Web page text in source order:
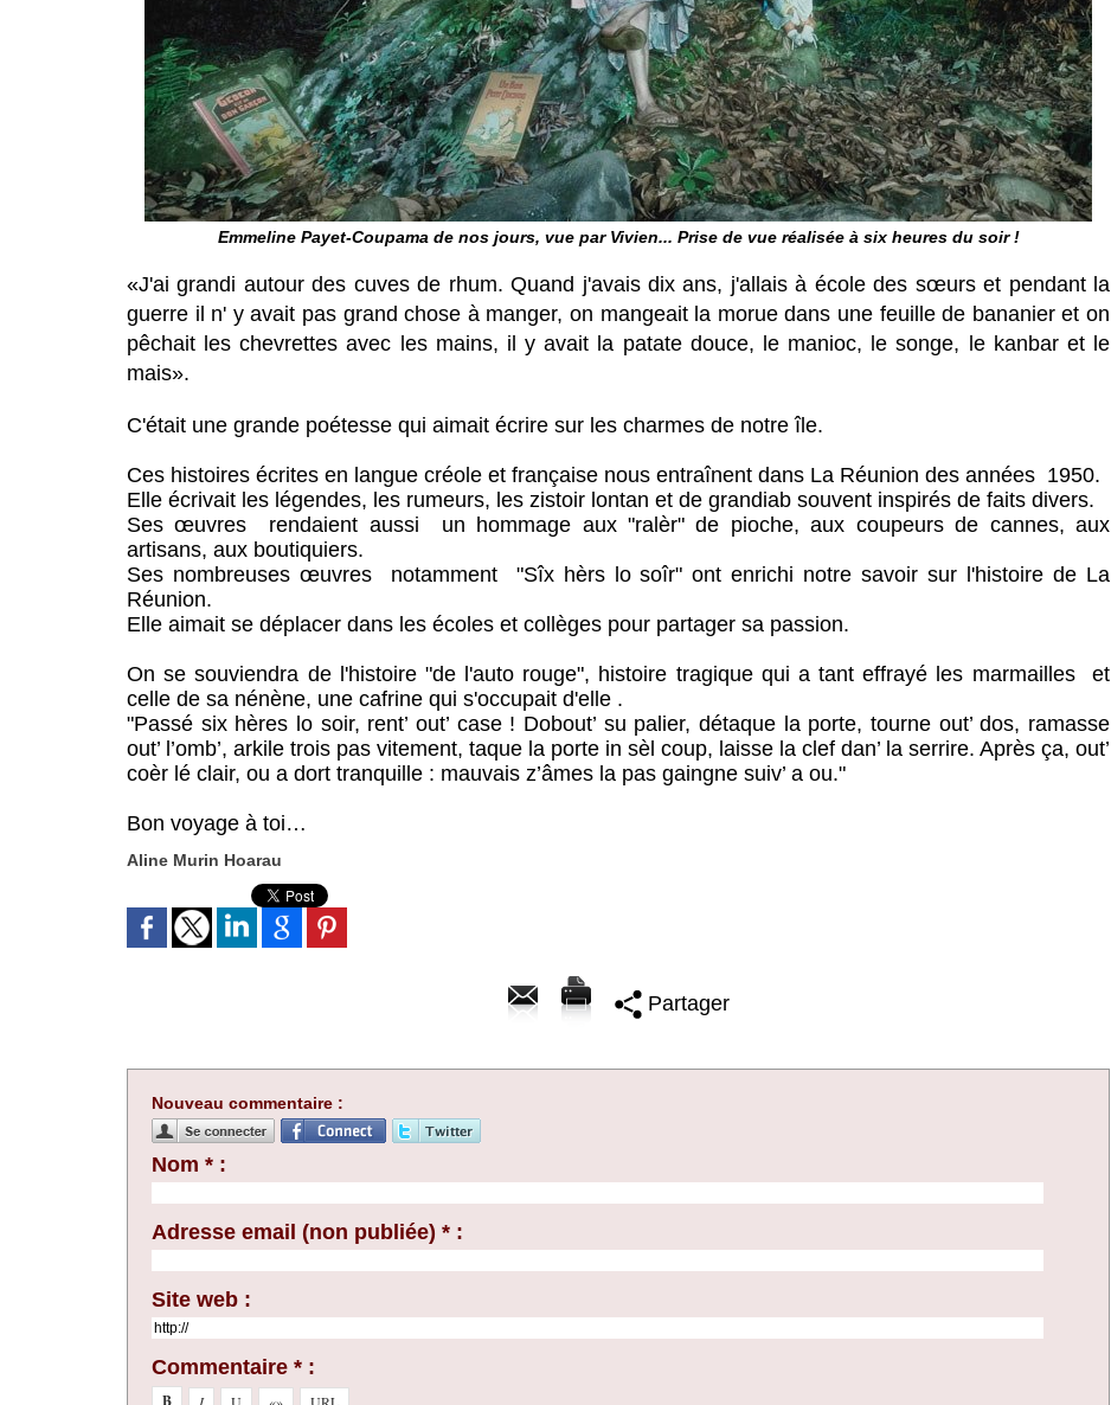
Emmeline Payet-Coupama de nos jours, vue par Vivien... Prise de vue réalisée à six heures du soir !
«J'ai grandi autour des cuves de rhum. Quand j'avais dix ans, j'allais à école des sœurs et pendant la
guerre il n' y avait pas grand chose à manger, on mangeait la morue dans une feuille de bananier et on
pêchait les chevrettes avec les mains, il y avait la patate douce, le manioc, le songe, le kanbar et le
mais».
C'était une grande poétesse qui aimait écrire sur les charmes de notre île.
Ces histoires écrites en langue créole et française nous entraînent dans La Réunion des années 1950.
Elle écrivait les légendes, les rumeurs, les zistoir lontan et de grandiab souvent inspirés de faits divers.
Ses œuvres rendaient aussi un hommage aux "ralèr" de pioche, aux coupeurs de cannes, aux
artisans, aux boutiquiers.
Ses nombreuses œuvres notamment "Sîx hèrs lo soîr" ont enrichi notre savoir sur l'histoire de La
Réunion.
Elle aimait se déplacer dans les écoles et collèges pour partager sa passion.
On se souviendra de l'histoire "de l'auto rouge", histoire tragique qui a tant effrayé les marmailles et
celle de sa nénène, une cafrine qui s'occupait d'elle .
"Passé six hères lo soir, rent’ out’ case ! Dobout’ su palier, détaque la porte, tourne out’ dos, ramasse
out’ l’omb’, arkile trois pas vitement, taque la porte in sèl coup, laisse la clef dan’ la serrire. Après ça, out’
coèr lé clair, ou a dort tranquille : mauvais z’âmes la pas gaingne suiv’ a ou."
Bon voyage à toi…
Aline Murin Hoarau
Partager
Nouveau commentaire :
Nom * :
Adresse email (non publiée) * :
Site web :
Commentaire * :